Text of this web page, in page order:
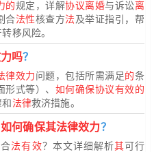
的规定，详解协议离婚与诉讼离
合法性核查方法及举证指引，帮
移风险。
吗？
律效力问题，包括所需满足的条
形式等）、 如何确保协议有效的
法律救济措施。
如何确保其法律效力？
法有效？本文详细解析其可行